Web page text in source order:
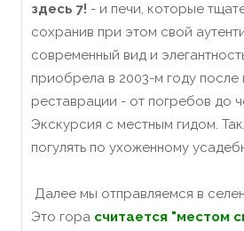
здесь 7! - и печи, которые
сохранив при этом свой
современный вид и
приобрела в 2003-м году после
реставрации - от погребов до
Экскурсия с местным гидом.
погулять по ухоженному
Далее мы отправляемся в
Это гора считается "местом